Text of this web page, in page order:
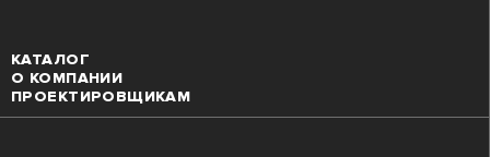
КАТАЛОГ
О КОМПАНИИ
ПРОЕКТИРОВЩИКАМ